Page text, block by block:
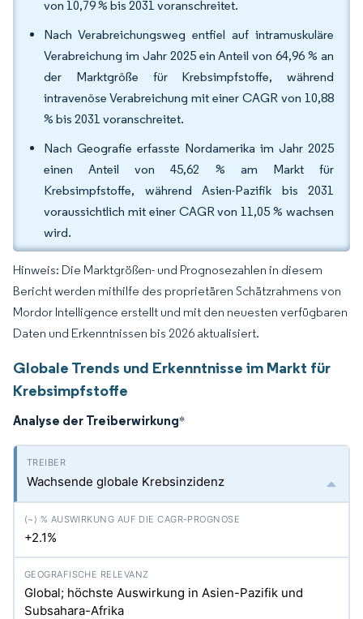
von 10,79 % bis 2031 voranschreitet.
Nach Verabreichungsweg entfiel auf intramuskuläre
Verabreichung im Jahr 2025 ein Anteil von 64,96 % an
der Marktgröße für Krebsimpfstoffe, während
intravenöse Verabreichung mit einer CAGR von 10,88
% bis 2031 voranschreitet.
Nach Geografie erfasste Nordamerika im Jahr 2025
einen Anteil von 45,62 % am Markt für
Krebsimpfstoffe, während Asien-Pazifik bis 2031
voraussichtlich mit einer CAGR von 11,05 % wachsen
wird.
Hinweis: Die Marktgrößen- und Prognosezahlen in diesem
Bericht werden mithilfe des proprietären Schätzrahmens von
Mordor Intelligence erstellt und mit den neuesten verfügbaren
Daten und Erkenntnissen bis 2026 aktualisiert.
Globale Trends und Erkenntnisse im Markt für
Krebsimpfstoffe
Analyse der Treiberwirkung*
Wachsende globale Krebsinzidenz
+2.1%
Global; höchste Auswirkung in Asien-Pazifik und
Subsahara-Afrika